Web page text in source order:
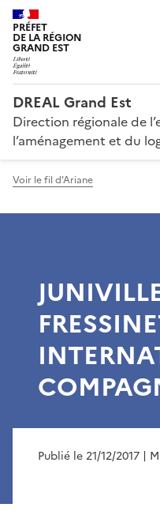
PRÉFET
DE LA RÉGION
GRAND EST
DREAL Grand Est
Direction régionale de
l’aménagement et du
Voir le fil d'Ariane
Publié le 21/12/2017 |